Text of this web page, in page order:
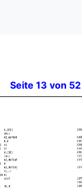
Seite 13 von 52